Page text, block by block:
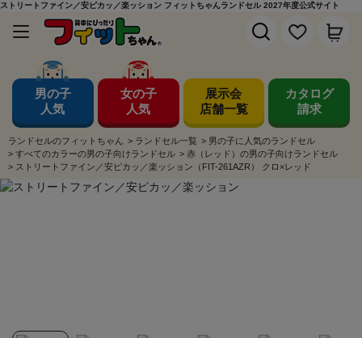
ストリートファイン／安ピカッ／楽ッション フィットちゃんランドセル 2027年度公式サイト
男の子
人気
女の子
人気
展示会
店舗一覧
カタログ
請求
ランドセルのフィットちゃん > ランドセル一覧 > 男の子に人気のランドセル
> すべてのカラーの男の子向けランドセル > 赤（レッド）の男の子向けランドセル
> ストリートファイン／安ピカッ／楽ッション（FIT-261AZR） クロ×レッド